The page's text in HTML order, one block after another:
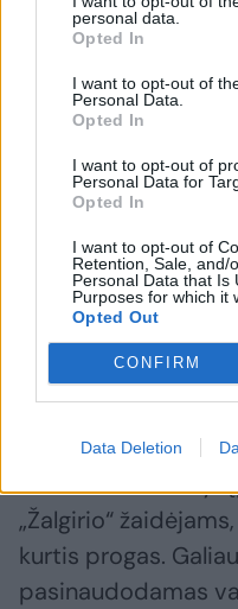
personal data.
Opted In
I want to opt-out of
Personal Data.
Opted In
I want to opt-out of
Personal Data for
Opted In
I want to opt-out of
Retention, Sale, and/
Personal Data that Is
Purposes for which it
Opted Out
CONFIRM
Data Deletion
palaikė jau nuo
šeimininkams
minutę teisėjas
metrų baudinį į
sėkmingai
Prabėgus vos 10
smūgiuoti dar vieną
antrą sykį
kroatas smūgiuos į
apsaugojo vartus
Atremtas baudinys
„Žalgirio“
kurtis progas.
pasinaudodamas